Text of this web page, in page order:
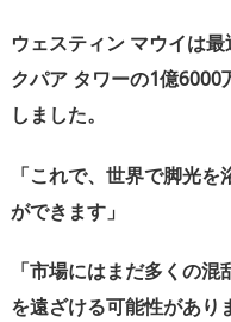
ウェスティン マウイは
クパア タワーの1億6000
しました。
「これで、世界で脚光
ができます」
「市場にはまだ多くの
を遠ざける可能性があり